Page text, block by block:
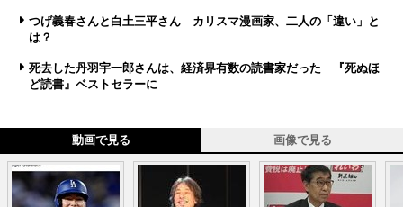
つげ義春さんと白土三平さん カリスマ漫画家、二人の「違い」と
は？
死去した丹羽宇一郎さんは、経済界有数の読書家だった 『死ぬほ
ど読書』ベストセラーに
動画で見る 画像で見る